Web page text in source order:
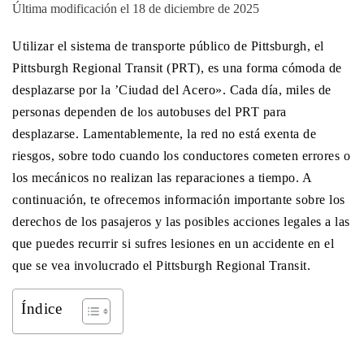
Última modificación el 18 de diciembre de 2025
Utilizar el sistema de transporte público de Pittsburgh, el
Pittsburgh Regional Transit (PRT), es una forma cómoda de
desplazarse por la ’Ciudad del Acero». Cada día, miles de
personas dependen de los autobuses del PRT para
desplazarse. Lamentablemente, la red no está exenta de
riesgos, sobre todo cuando los conductores cometen errores o
los mecánicos no realizan las reparaciones a tiempo. A
continuación, te ofrecemos información importante sobre los
derechos de los pasajeros y las posibles acciones legales a las
que puedes recurrir si sufres lesiones en un accidente en el
que se vea involucrado el Pittsburgh Regional Transit.
Índice